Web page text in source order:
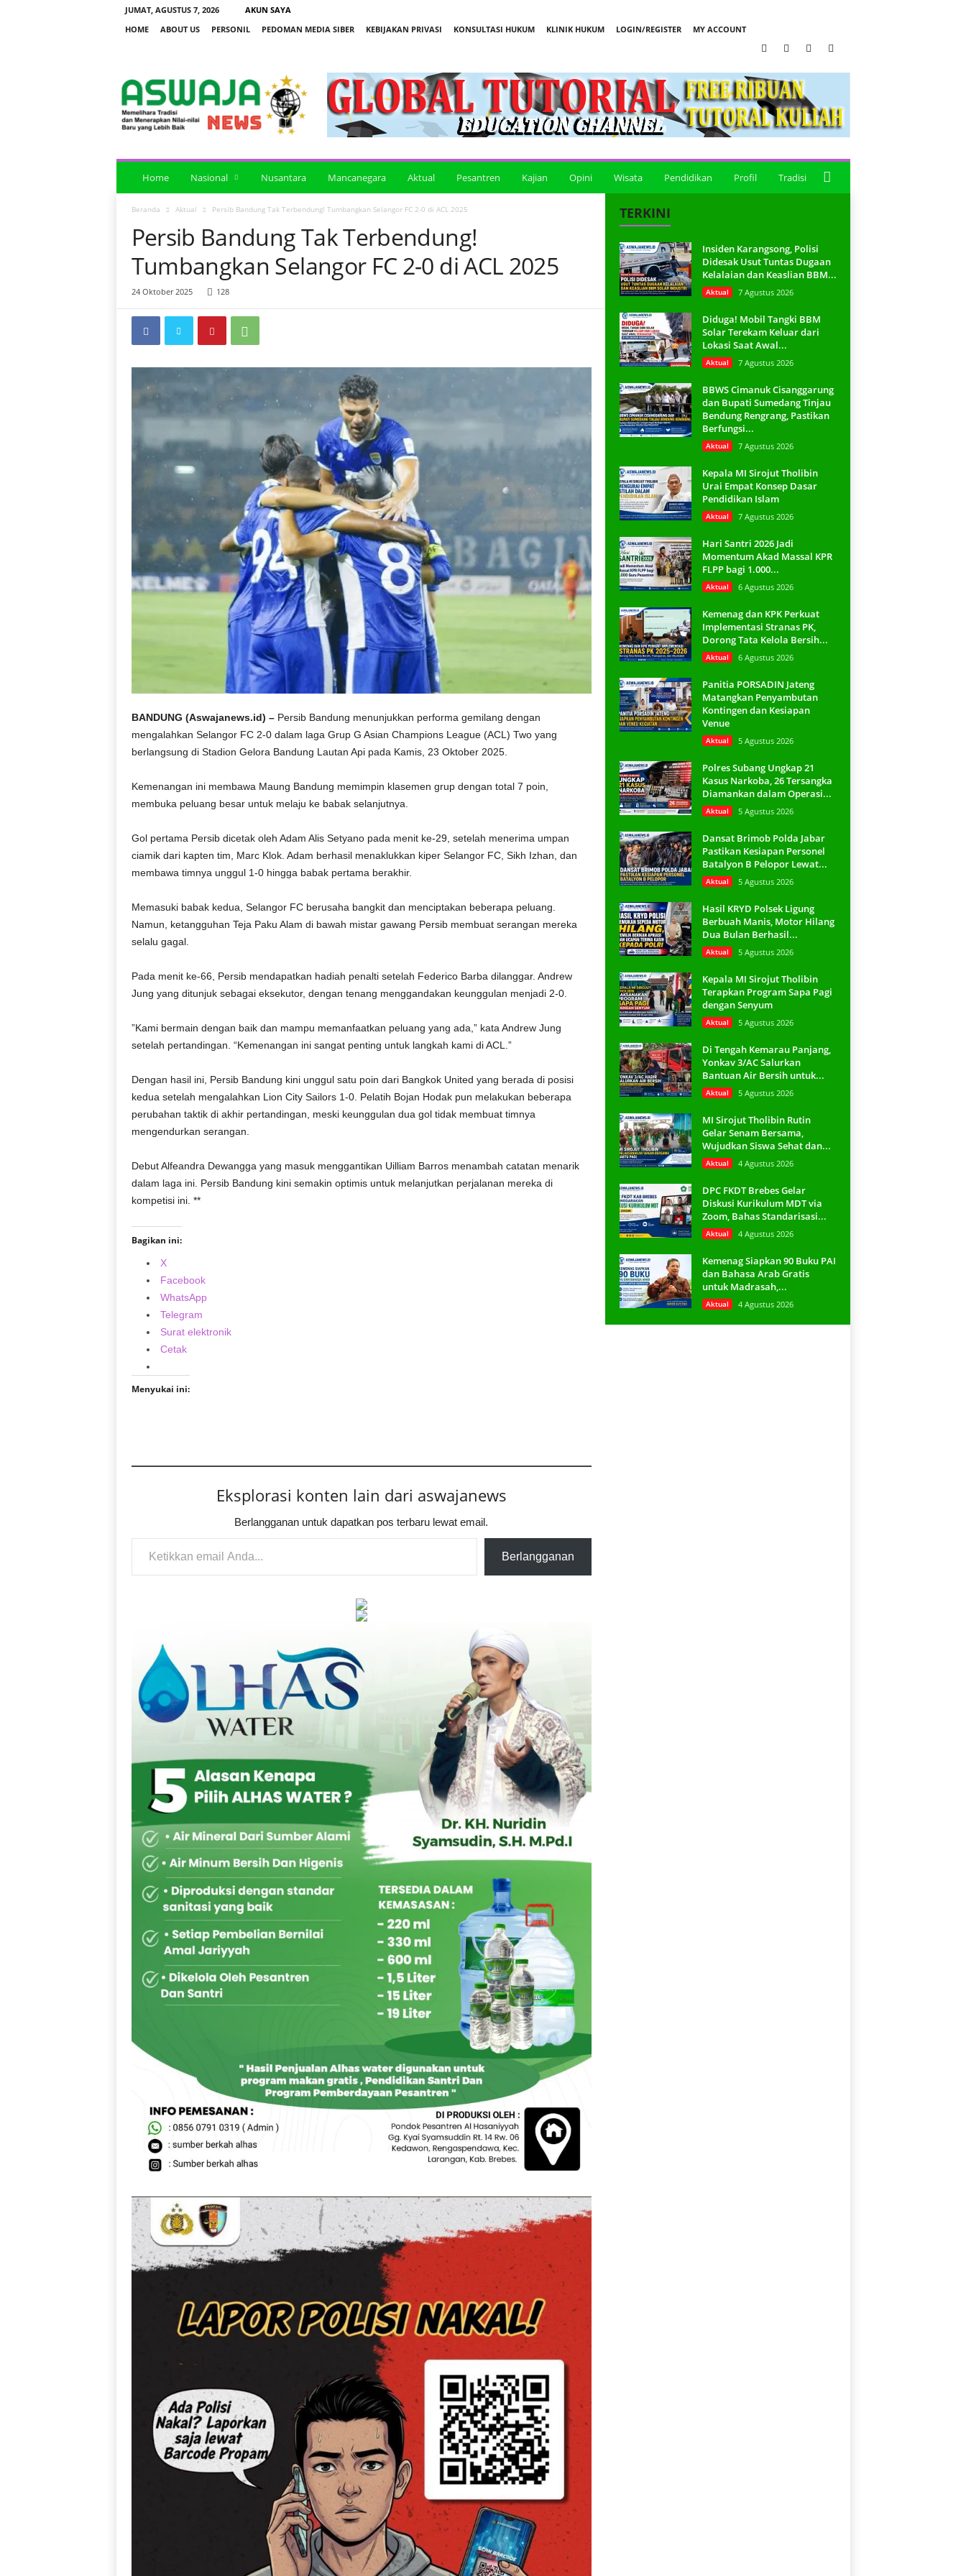
JUMAT, AGUSTUS 7, 2026
AKUN SAYA
HOME
ABOUT US PERSONIL PEDOMAN MEDIA SIBER KEBIJAKAN PRIVASI KONSULTASI HUKUM KLINIK HUKUM LOGIN/REGISTER MY ACCOUNT
n
w
Home Nasional Nusantara Mancanegara Aktual Pesantren Kajian Opini Wisata Pendidikan Profil Tradisi
Beranda Aktual Persib Bandung Tak Terbendung! Tumbangkan Selangor FC 2-0 di ACL 2025
Persib Bandung Tak Terbendung!
Tumbangkan Selangor FC 2-0 di ACL 2025
24 Oktober 2025 128
BANDUNG (Aswajanews.id) – Persib Bandung menunjukkan performa gemilang dengan
mengalahkan Selangor FC 2-0 dalam laga Grup G Asian Champions League (ACL) Two yang
berlangsung di Stadion Gelora Bandung Lautan Api pada Kamis, 23 Oktober 2025.
Kemenangan ini membawa Maung Bandung memimpin klasemen grup dengan total 7 poin,
membuka peluang besar untuk melaju ke babak selanjutnya.
Gol pertama Persib dicetak oleh Adam Alis Setyano pada menit ke-29, setelah menerima umpan
ciamik dari kapten tim, Marc Klok. Adam berhasil menaklukkan kiper Selangor FC, Sikh Izhan, dan
membawa timnya unggul 1-0 hingga babak pertama berakhir.
Memasuki babak kedua, Selangor FC berusaha bangkit dan menciptakan beberapa peluang.
Namun, ketangguhan Teja Paku Alam di bawah mistar gawang Persib membuat serangan mereka
selalu gagal.
Pada menit ke-66, Persib mendapatkan hadiah penalti setelah Federico Barba dilanggar. Andrew
Jung yang ditunjuk sebagai eksekutor, dengan tenang menggandakan keunggulan menjadi 2-0.
”Kami bermain dengan baik dan mampu memanfaatkan peluang yang ada,” kata Andrew Jung
setelah pertandingan. “Kemenangan ini sangat penting untuk langkah kami di ACL.”
Dengan hasil ini, Persib Bandung kini unggul satu poin dari Bangkok United yang berada di posisi
kedua setelah mengalahkan Lion City Sailors 1-0. Pelatih Bojan Hodak pun melakukan beberapa
perubahan taktik di akhir pertandingan, meski keunggulan dua gol tidak membuat timnya
mengendurkan serangan.
Debut Alfeandra Dewangga yang masuk menggantikan Uilliam Barros menambah catatan menarik
dalam laga ini. Persib Bandung kini semakin optimis untuk melanjutkan perjalanan mereka di
kompetisi ini. **
Bagikan ini:
X
Facebook
WhatsApp
Telegram
Surat elektronik
Cetak
Menyukai ini:
Eksplorasi konten lain dari aswajanews
Berlangganan untuk dapatkan pos terbaru lewat email.
Ketikkan email Anda...
Berlangganan
TERKINI
Insiden Karangsong, Polisi
Didesak Usut Tuntas Dugaan
Kelalaian dan Keaslian BBM...
Aktual 7 Agustus 2026
Diduga! Mobil Tangki BBM
Solar Terekam Keluar dari
Lokasi Saat Awal...
Aktual 7 Agustus 2026
BBWS Cimanuk Cisanggarung
dan Bupati Sumedang Tinjau
Bendung Rengrang, Pastikan
Berfungsi...
Aktual 7 Agustus 2026
Kepala MI Sirojut Tholibin
Urai Empat Konsep Dasar
Pendidikan Islam
Aktual 7 Agustus 2026
Hari Santri 2026 Jadi
Momentum Akad Massal KPR
FLPP bagi 1.000...
Aktual 6 Agustus 2026
Kemenag dan KPK Perkuat
Implementasi Stranas PK,
Dorong Tata Kelola Bersih...
Aktual 6 Agustus 2026
Panitia PORSADIN Jateng
Matangkan Penyambutan
Kontingen dan Kesiapan
Venue
Aktual 5 Agustus 2026
Polres Subang Ungkap 21
Kasus Narkoba, 26 Tersangka
Diamankan dalam Operasi...
Aktual 5 Agustus 2026
Dansat Brimob Polda Jabar
Pastikan Kesiapan Personel
Batalyon B Pelopor Lewat...
Aktual 5 Agustus 2026
Hasil KRYD Polsek Ligung
Berbuah Manis, Motor Hilang
Dua Bulan Berhasil...
Aktual 5 Agustus 2026
Kepala MI Sirojut Tholibin
Terapkan Program Sapa Pagi
dengan Senyum
Aktual 5 Agustus 2026
Di Tengah Kemarau Panjang,
Yonkav 3/AC Salurkan
Bantuan Air Bersih untuk...
Aktual 5 Agustus 2026
MI Sirojut Tholibin Rutin
Gelar Senam Bersama,
Wujudkan Siswa Sehat dan...
Aktual 4 Agustus 2026
DPC FKDT Brebes Gelar
Diskusi Kurikulum MDT via
Zoom, Bahas Standarisasi...
Aktual 4 Agustus 2026
Kemenag Siapkan 90 Buku PAI
dan Bahasa Arab Gratis
untuk Madrasah,...
Aktual 4 Agustus 2026